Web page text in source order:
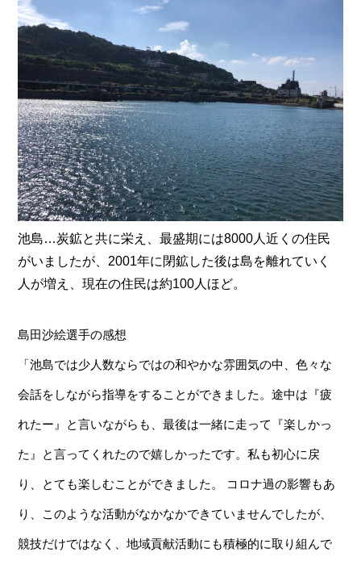
池島…炭鉱と共に栄え、最盛期には8000人近くの住民
がいましたが、2001年に閉鉱した後は島を離れていく
人が増え、現在の住民は約100人ほど。
島田沙絵選手の感想
「池島では少人数ならではの和やかな雰囲気の中、色々な
会話をしながら指導をすることができました。途中は『疲
れたー』と言いながらも、最後は一緒に走って『楽しかっ
た』と言ってくれたので嬉しかったです。私も初心に戻
り、とても楽しむことができました。 コロナ過の影響もあ
り、このような活動がなかなかできていませんでしたが、
競技だけではなく、地域貢献活動にも積極的に取り組んで